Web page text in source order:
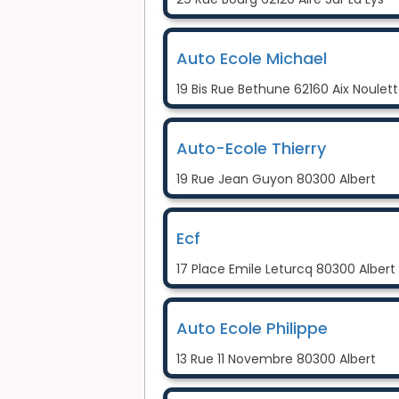
Auto Ecole Michael
19 Bis Rue Bethune 62160 Aix
Auto-Ecole Thierry
19 Rue Jean Guyon 80300 Albert
Ecf
17 Place Emile Leturcq 80300 Albert
Auto Ecole Philippe
13 Rue 11 Novembre 80300 Albert